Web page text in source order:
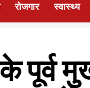
रोजगार स्वास्थ्य
पूर्व